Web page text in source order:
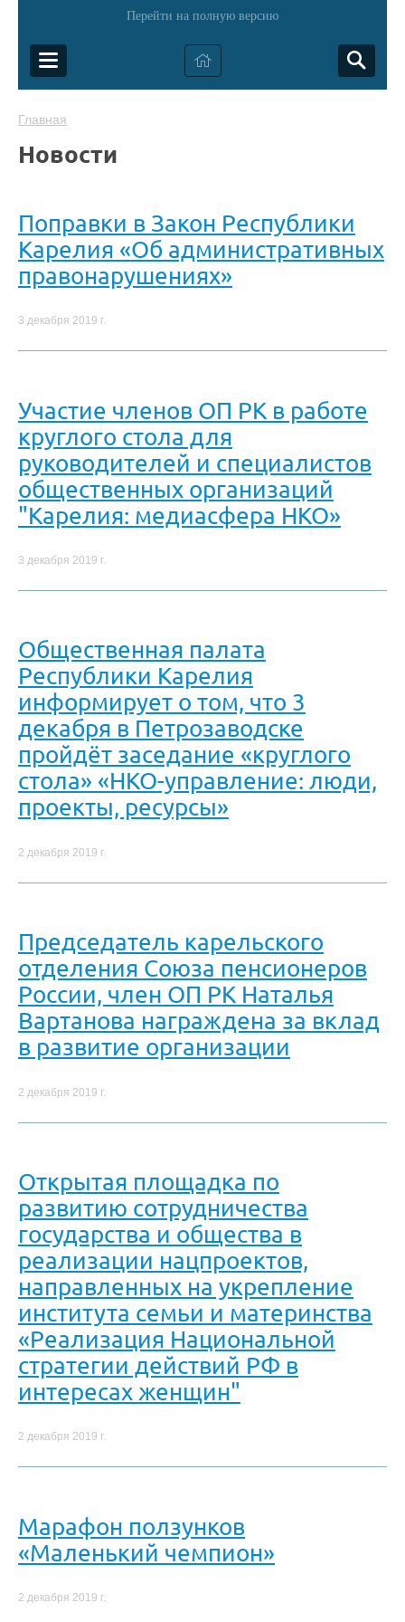
Перейти на полную версию
Главная
Новости
Поправки в Закон Республики
Карелия «Об административных
правонарушениях»
3 декабря 2019 г.
Участие членов ОП РК в работе
круглого стола для
руководителей и специалистов
общественных организаций
"Карелия: медиасфера НКО»
3 декабря 2019 г.
Общественная палата
Республики Карелия
информирует о том, что 3
декабря в Петрозаводске
пройдёт заседание «круглого
стола» «НКО-управление: люди,
проекты, ресурсы»
2 декабря 2019 г.
Председатель карельского
отделения Союза пенсионеров
России, член ОП РК Наталья
Вартанова награждена за вклад
в развитие организации
2 декабря 2019 г.
Открытая площадка по
развитию сотрудничества
государства и общества в
реализации нацпроектов,
направленных на укрепление
института семьи и материнства
«Реализация Национальной
стратегии действий РФ в
интересах женщин"
2 декабря 2019 г.
Марафон ползунков
«Маленький чемпион»
2 декабря 2019 г.